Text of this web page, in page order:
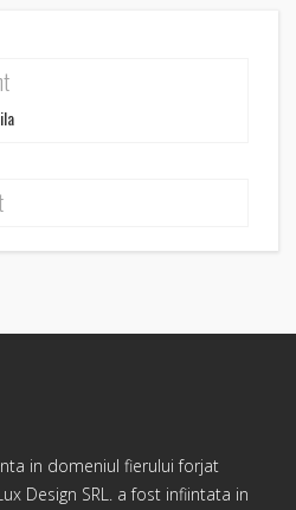
in domeniul fierului forjat
Design SRL. a fost infiintata in